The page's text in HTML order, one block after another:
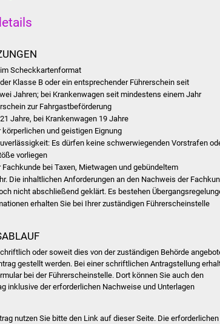
Scheckkartenformat
Klasse B oder ein entsprechender Führerschein seit
Jahren; bei Krankenwagen seit mindestens einem Jahr
zur Fahrgastbeförderung
Jahre, bei Krankenwagen 19 Jahre
und geistigen Eignung
Es dürfen keine schwerwiegenden Vorstrafen
vorliegen
bei Taxen, Mietwagen und gebündeltem
Die inhaltlichen Anforderungen an den Nachweis der
nicht abschließend geklärt. Es bestehen
erhalten Sie bei Ihrer zuständigen Führerscheinstelle
oder soweit dies von der zuständigen Behörde
gestellt werden. Bei einer schriftlichen Antragstellung
bei der Führerscheinstelle. Dort können Sie auch den
inklusive der erforderlichen Nachweise und Unterlagen
nutzen Sie bitte den Link auf dieser Seite. Die erforderlichen